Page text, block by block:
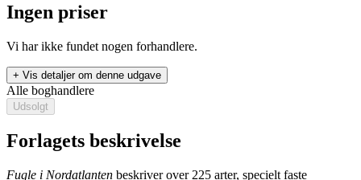
Ingen priser
Vi har ikke fundet nogen forhandlere.
+ Vis detaljer om denne udgave
Alle boghandlere
Udsolgt
Forlagets beskrivelse
Fugle i Nordatlanten beskriver over 225 arter, specielt faste